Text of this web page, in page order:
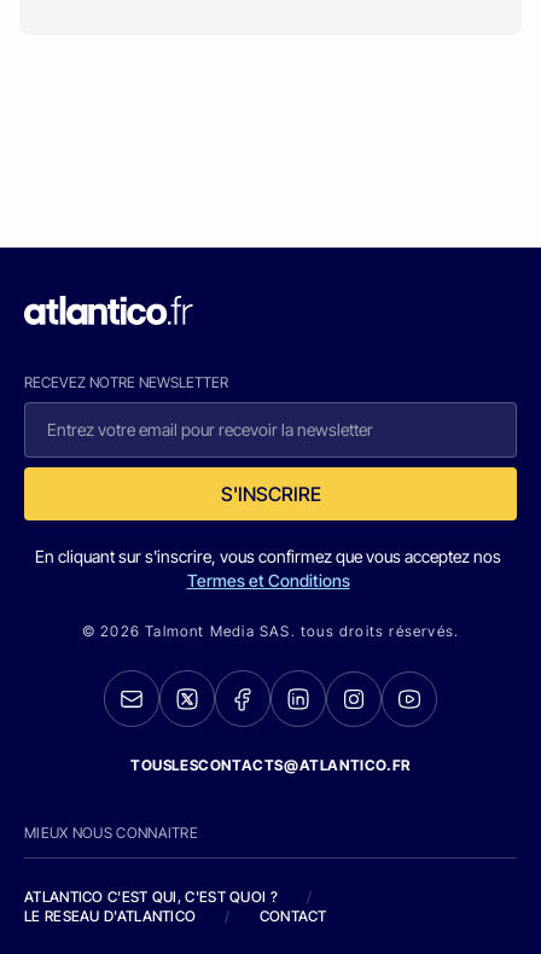
RECEVEZ NOTRE NEWSLETTER
S'INSCRIRE
En cliquant sur s'inscrire, vous confirmez que vous acceptez nos
Termes et Conditions
© 2026 Talmont Media SAS. tous droits réservés.
TOUSLESCONTACTS@ATLANTICO.FR
MIEUX NOUS CONNAITRE
ATLANTICO C'EST QUI, C'EST QUOI ?
/
LE RESEAU D'ATLANTICO
/ CONTACT